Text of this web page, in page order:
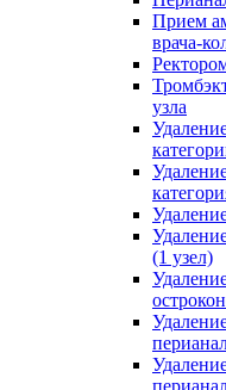
Прием
врача-
узла
(1 узел)